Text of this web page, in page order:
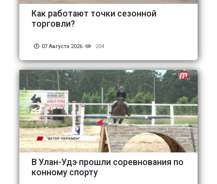
Как работают точки сезонной
торговли?
07 Августа 2026 204
В Улан-Удэ прошли соревнования по
конному спорту